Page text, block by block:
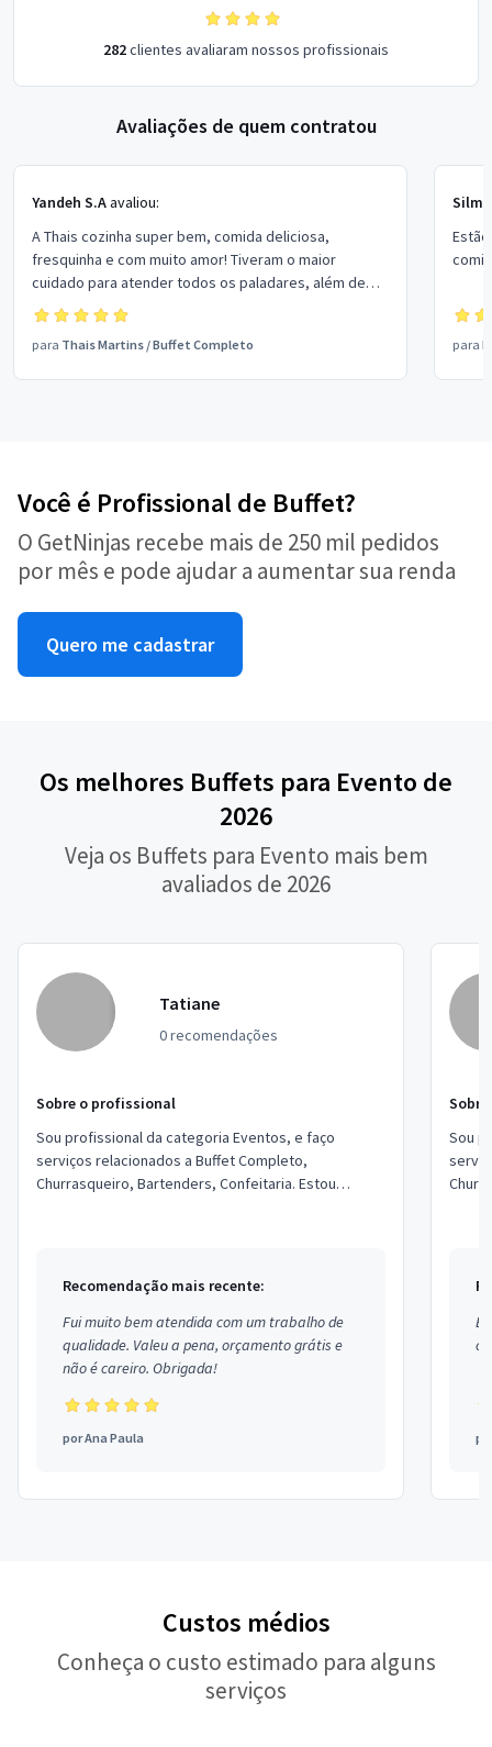
282clientes avaliaram nossos profissionais
Avaliações de quem contratou
Yandeh S.Aavaliou:
A Thais cozinha super bem, comida deliciosa,
fresquinha e com muito amor! Tiveram o maior
cuidado para atender todos os paladares, além de
adaptarem receitas veganas. A equipe nota 10, super
educados e prestativos. Contratei eles para a Apas
Show e foram muito elogiados. Estão de parabéns!
para Thais Martins /Buffet Completo para
Você é Profissional de Buffet?
O GetNinjas recebe mais de 250 mil pedidos
por mês e pode ajudar a aumentar sua renda
Quero me cadastrar
Os melhores Buffets para Evento de
2026
Veja os Buffets para Evento mais bem
avaliados de 2026
Tatiane
0 recomendações
Sobre o profissional
Sou profissional da categoria Eventos, e faço
serviços relacionados a Buffet Completo,
Churrasqueiro, Bartenders, Confeitaria. Estou
Recomendação mais recente:
Fui muito bem atendida com um trabalho de
qualidade. Valeu a pena, orçamento grátis e
não é careiro. Obrigada!
porAna Paula
Sou
Custos médios
Conheça o custo estimado para alguns
serviços